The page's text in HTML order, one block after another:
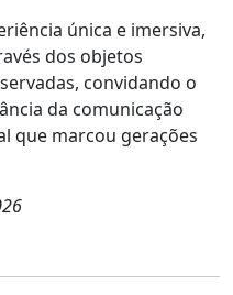
única e imersiva,
dos objetos
convidando o
da comunicação
que marcou gerações